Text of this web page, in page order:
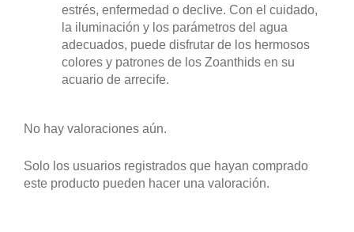
estrés, enfermedad o declive. Con el cuidado,
la iluminación y los parámetros del agua
adecuados, puede disfrutar de los hermosos
colores y patrones de los Zoanthids en su
acuario de arrecife.
No hay valoraciones aún.
Solo los usuarios registrados que hayan comprado
este producto pueden hacer una valoración.